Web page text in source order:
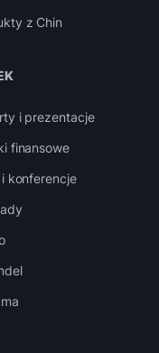
z Chin
i prezentacje
finansowe
konferencje